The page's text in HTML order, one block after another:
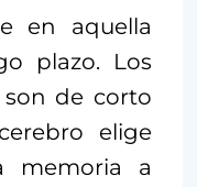
en aquella
plazo. Los
de corto
elige
memoria a